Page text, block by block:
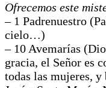
Ofrecemos este
– 1 Padrenuestro
cielo…)
– 10 Avemarías
gracia, el Señor es
todas las mujeres,